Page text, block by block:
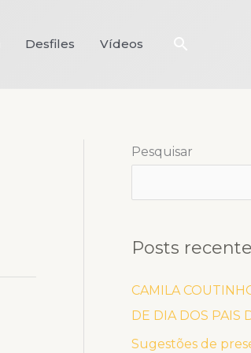
Desfiles Vídeos Pesquisar
Pesquisar
Posts
CAMILA
DE DIA DOS PAIS
Sugestões de